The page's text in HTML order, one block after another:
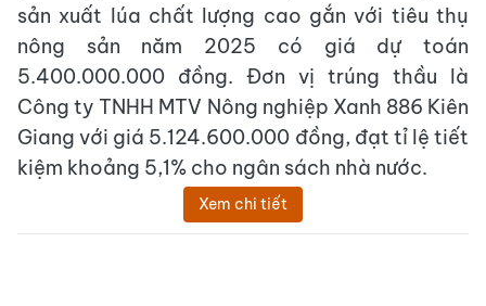
sản xuất lúa chất lượng cao gắn với tiêu thụ
nông sản năm 2025 có giá dự toán
5.400.000.000 đồng. Đơn vị trúng thầu là
Công ty TNHH MTV Nông nghiệp Xanh 886 Kiên
Giang với giá 5.124.600.000 đồng, đạt tỉ lệ tiết
kiệm khoảng 5,1% cho ngân sách nhà nước.
Xem chi tiết